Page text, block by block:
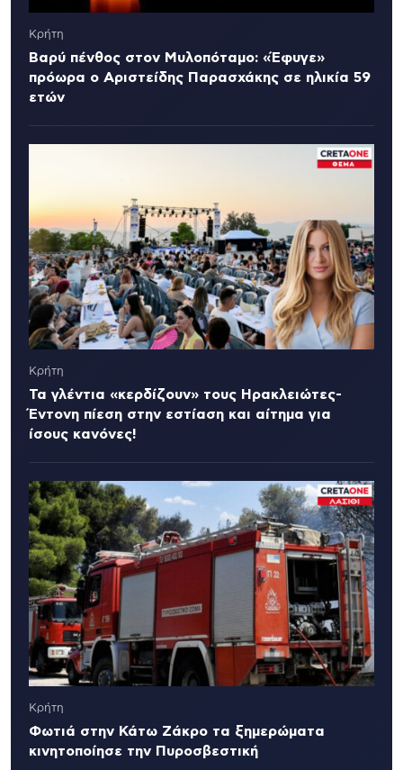
Κρήτη
Βαρύ πένθος στον Μυλοπόταμο: «Έφυγε»
πρόωρα ο Αριστείδης Παρασχάκης σε ηλικία 59
ετών
Κρήτη
Τα γλέντια «κερδίζουν» τους Ηρακλειώτες-
Έντονη πίεση στην εστίαση και αίτημα για
ίσους κανόνες!
Κρήτη
Φωτιά στην Κάτω Ζάκρο τα ξημερώματα
κινητοποίησε την Πυροσβεστική